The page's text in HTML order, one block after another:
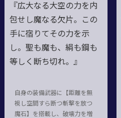
『広大なる大空の力を内
包せし魔なる欠片。この
手に宿りてその力を示
し。聖も魔も、絹も鋼も
等しく断ち切れ。』
自身の装備武器に【距離を無
視し空間すら断つ斬撃を放つ
魔石】を搭載し、破壊力を増